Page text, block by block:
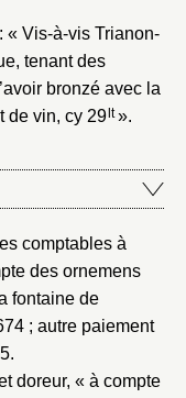
« Vis-à-vis Trianon-
tenant des
bronzé avec la
de vin, cy 29lt».
comptables à
des ornemens
fontaine de
; autre paiement
doreur, « à compte